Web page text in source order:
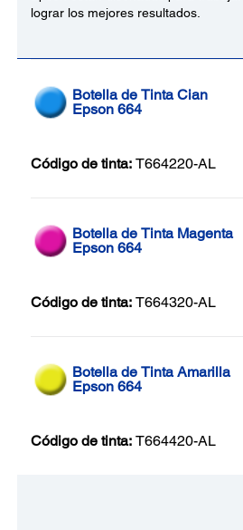
lograr los mejores resultados.
Botella de Tinta Cian
Epson 664
Código de tinta: T664220-AL
Botella de Tinta Magenta
Epson 664
Código de tinta: T664320-AL
Botella de Tinta Amarilla
Epson 664
Código de tinta: T664420-AL